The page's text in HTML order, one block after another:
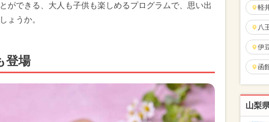
ができる、大人も子供も楽しめるプログラムで、思い出
ょうか。
登場
軽
八
伊
函
山梨